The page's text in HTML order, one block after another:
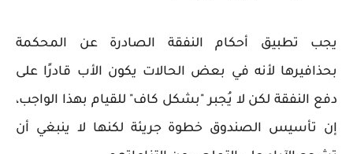
يجب تطبيق أحكام النفقة الصادرة عن المحكمة
بحذافيرها لأنه في بعض الحالات يكون الأب قادرًا على
دفع النفقة لكن لا يُجبر "بشكل كاف" للقيام بهذا الواجب،
إن تأسيس الصندوق خطوة جريئة لكنها لا ينبغي أن